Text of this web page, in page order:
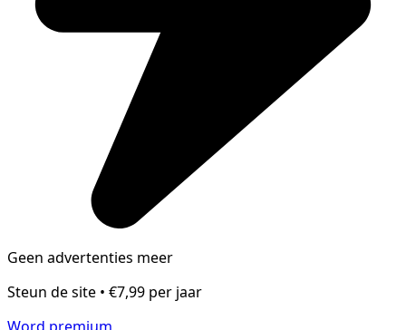
Geen advertenties meer
Steun de site • €7,99 per jaar